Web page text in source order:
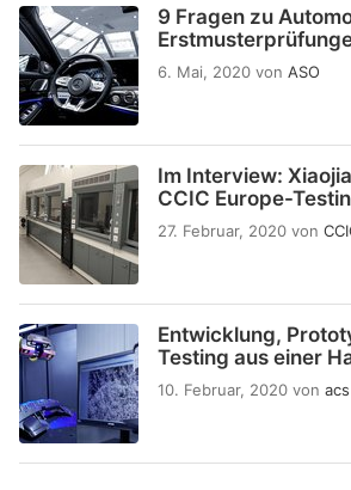
9 Fragen zu
6. Mai, 2020 von ASO
Im Interview:
CCIC Europe-
27. Februar, 2020 von
Entwicklung,
Testing aus einer
10. Februar, 2020 von acs